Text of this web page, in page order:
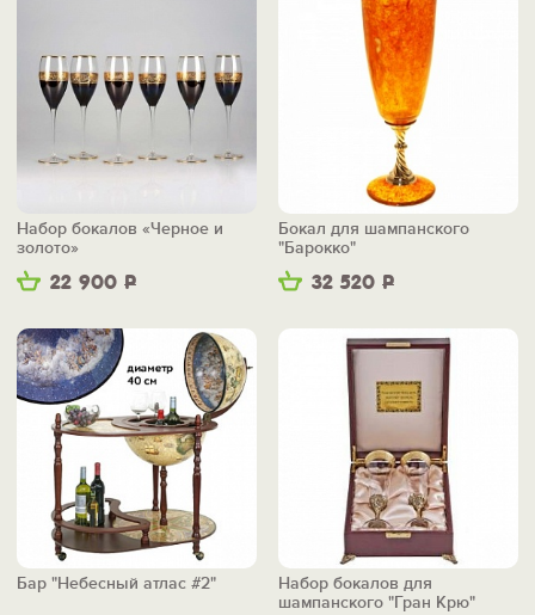
22 900 Р
Набор бокалов «Черное и
золото»
32 520 Р
Бокал для шампанского
"Барокко"
Бар "Небесный атлас #2"
Набор бокалов для
шампанского "Гран Крю"